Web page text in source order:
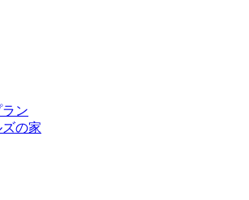
ン
の家